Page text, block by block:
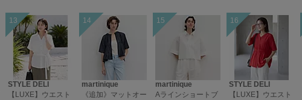
STYLE DELI
【LUXE】ウエスト
martinique
《追加》マットオー
martinique
Aラインショートブ
STYLE DELI
【LUXE】ウエスト